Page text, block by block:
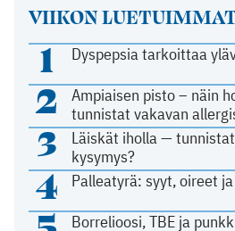
VIIKON
1 Dyspepsia tarkoittaa
2
Ampiaisen pisto – näin
tunnistat vakavan
3
Läiskät iholla —
kysymys?
4 Palleatyrä: syyt, oireet
Borrelioosi, TBE ja